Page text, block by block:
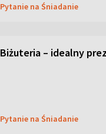
Pytanie na Śniadanie
Biżuteria – idealny
Pytanie na Śniadanie